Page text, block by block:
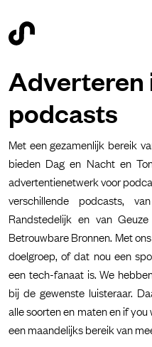
Adverteren
podcasts
Met een gezamenlijk bereik
bieden Dag en Nacht en
advertentienetwerk voor
verschillende podcasts,
Randstedelijk en van
Betrouwbare Bronnen. Met
doelgroep, of dat nou een
een tech-fanaat is. We
bij de gewenste luisteraar.
alle soorten en maten en if
een maandelijks bereik van